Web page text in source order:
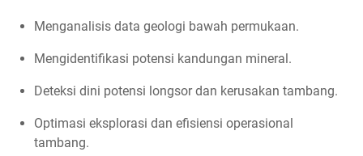
Menganalisis data geologi bawah permukaan.
Mengidentifikasi potensi kandungan mineral.
Deteksi dini potensi longsor dan kerusakan tambang.
Optimasi eksplorasi dan efisiensi operasional
tambang.